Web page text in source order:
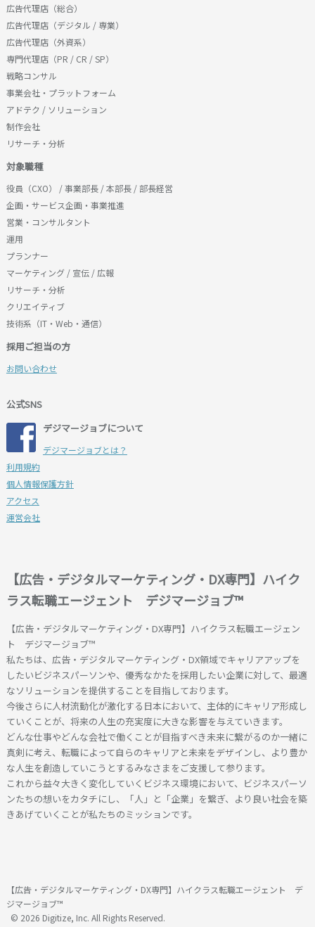
広告代理店（総合）
広告代理店（デジタル / 専業）
広告代理店（外資系）
専門代理店（PR / CR / SP）
戦略コンサル
事業会社・プラットフォーム
アドテク / ソリューション
制作会社
リサーチ・分析
対象職種
役員（CXO） / 事業部長 / 本部長 / 部長経営
企画・サービス企画・事業推進
営業・コンサルタント
運用
プランナー
マーケティング / 宣伝 / 広報
リサーチ・分析
クリエイティブ
技術系（IT・Web・通信）
採用ご担当の方
お問い合わせ
公式SNS
デジマージョブについて
デジマージョブとは？
利用規約
個人情報保護方針
アクセス
運営会社
【広告・デジタルマーケティング・DX専門】ハイク
ラス転職エージェント デジマージョブ™
【広告・デジタルマーケティング・DX専門】ハイクラス転職エージェン
ト デジマージョブ™
私たちは、広告・デジタルマーケティング・DX領域でキャリアアップを
したいビジネスパーソンや、優秀なかたを採用したい企業に対して、最適
なソリューションを提供することを目指しております。
今後さらに人材流動化が激化する日本において、主体的にキャリア形成し
ていくことが、将来の人生の充実度に大きな影響を与えていきます。
どんな仕事やどんな会社で働くことが目指すべき未来に繋がるのか一緒に
真剣に考え、転職によって自らのキャリアと未来をデザインし、より豊か
な人生を創造していこうとするみなさまをご支援して参ります。
これから益々大きく変化していくビジネス環境において、ビジネスパーソ
ンたちの想いをカタチにし、「人」と「企業」を繋ぎ、より良い社会を築
きあげていくことが私たちのミッションです。
【広告・デジタルマーケティング・DX専門】ハイクラス転職エージェント デ
ジマージョブ™
© 2026 Digitize, Inc. All Rights Reserved.